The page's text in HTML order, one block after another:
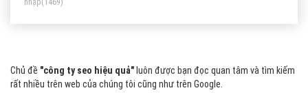
nhập(1469)
Chủ đề "công ty seo hiệu quả" luôn được bạn đọc quan tâm và tìm kiếm
rất nhiều trên web của chúng tôi cũng như trên Google.